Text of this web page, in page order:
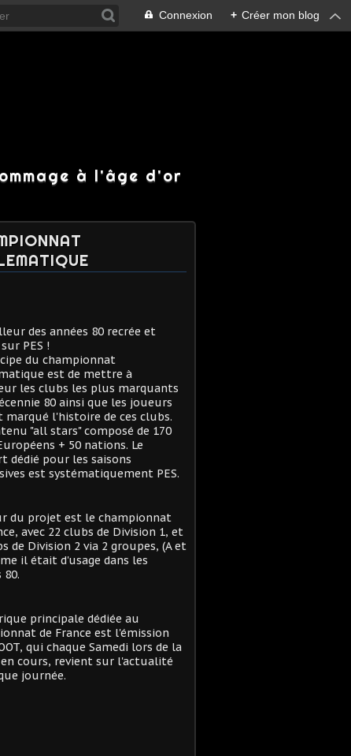
Connexion + Créer mon blog
à l'âge d'or
des années 80 recrée et
PES !
du championnat
est de mettre à
les clubs les plus marquants
80 ainsi que les joueurs
marqué l'histoire de ces clubs.
"all stars" composé de 170
+ 50 nations. Le
dédié pour les saisons
est systématiquement PES.
du projet est le championnat
avec 22 clubs de Division 1, et
de Division 2 via 2 groupes, (A et
il était d'usage dans les
80.
principale dédiée au
de France est l'émission
qui chaque Samedi lors de la
cours, revient sur l'actualité
journée.